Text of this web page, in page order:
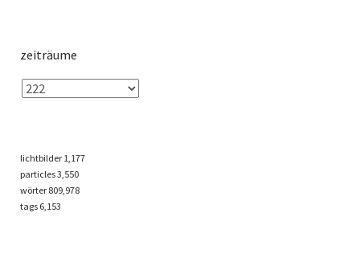
zeiträume
lichtbilder 1,177
particles3,550
wörter 809,978
tags 6,153